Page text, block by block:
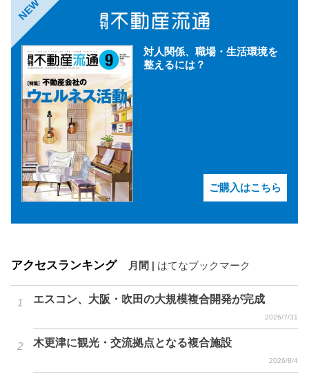
NEW
対人関係、職場・生活環境を
整えるには？
ご購入はこちら
アクセスランキング 月間 はてなブックマーク
エスコン、大阪・吹田の大規模複合開発が完成
2026/7/31
木更津に観光・交流拠点となる複合施設
2026/8/4